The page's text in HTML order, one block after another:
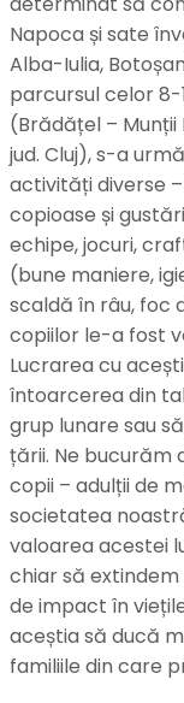
Napoca și sate
Alba-Iulia,
parcursul celor
(Brădățel – Munții
jud. Cluj), s-a
activități diverse
copioase și
echipe, jocuri,
(bune maniere,
scaldă în râu, foc
copiilor le-a fost
Lucrarea cu
întoarcerea din
grup lunare sau
țării. Ne bucurăm
copii – adulții de
societatea
valoarea acestei
chiar să
de impact în
aceștia să ducă
familiile din care